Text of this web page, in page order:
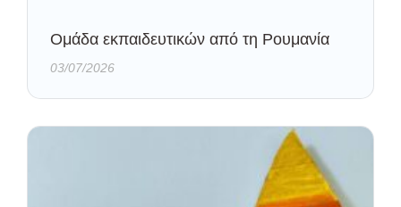
Oμάδα εκπαιδευτικών από τη Ρουμανία
03/07/2026